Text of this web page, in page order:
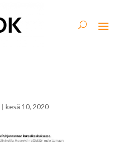
| kesä 10, 2020